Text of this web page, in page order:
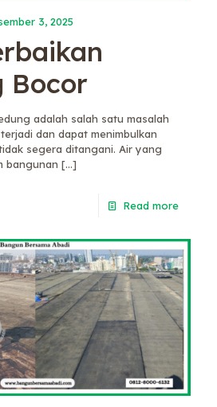
3, 2025
Bocor
adalah salah satu masalah
dan dapat menimbulkan
segera ditangani. Air yang
bangunan […]
Read more